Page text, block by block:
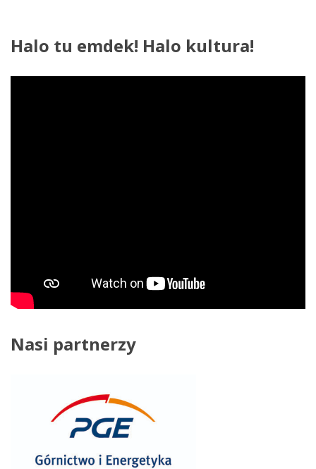
Halo tu emdek! Halo kultura!
Nasi partnerzy